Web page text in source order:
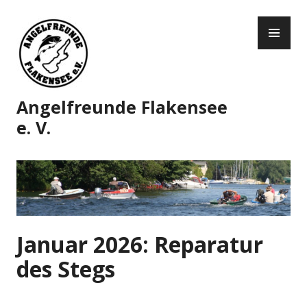
Inhalt
springen
Angelfreunde Flakensee
e. V.
Januar 2026: Reparatur
des Stegs